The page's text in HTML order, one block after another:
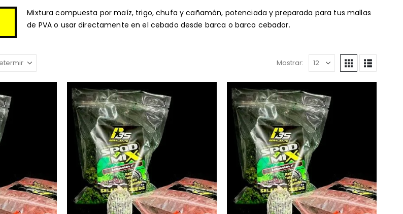
Mixtura compuesta por maíz, trigo, chufa y cañamón, potenciada y preparada para tus mallas
de PVA o usar directamente en el cebado desde barca o barco cebador.
Mostrar: